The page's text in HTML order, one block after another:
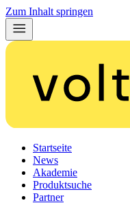
Zum Inhalt springen
Startseite
News
Akademie
Produktsuche
Partner